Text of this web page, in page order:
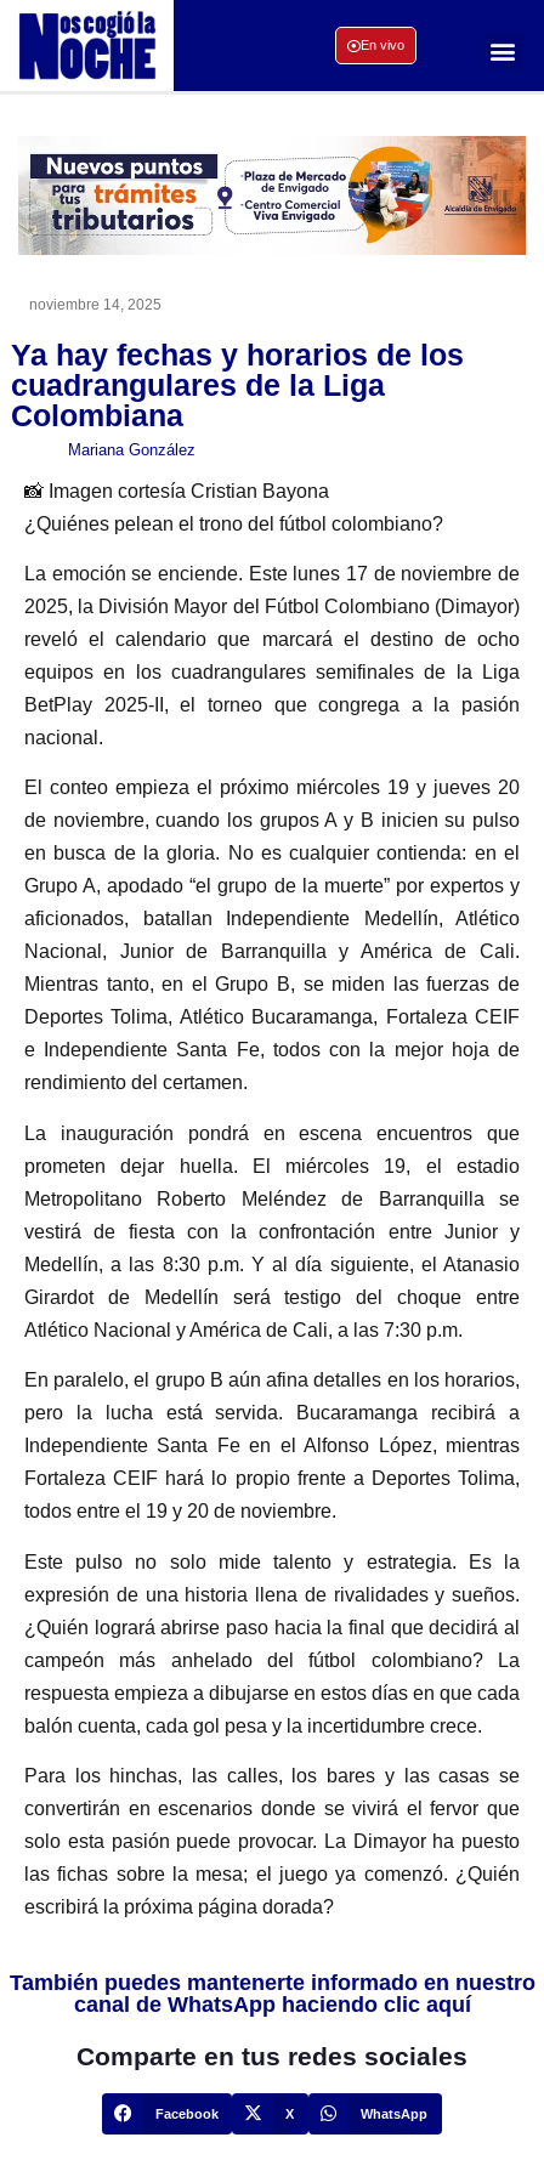
En vivo
noviembre 14, 2025
Ya hay fechas y horarios de los
cuadrangulares de la Liga
Colombiana
Mariana González
📸 Imagen cortesía Cristian Bayona
¿Quiénes pelean el trono del fútbol colombiano?
La emoción se enciende. Este lunes 17 de noviembre de
2025, la División Mayor del Fútbol Colombiano (Dimayor)
reveló el calendario que marcará el destino de ocho
equipos en los cuadrangulares semifinales de la Liga
BetPlay 2025-II, el torneo que congrega a la pasión
nacional.
El conteo empieza el próximo miércoles 19 y jueves 20
de noviembre, cuando los grupos A y B inicien su pulso
en busca de la gloria. No es cualquier contienda: en el
Grupo A, apodado “el grupo de la muerte” por expertos y
aficionados, batallan Independiente Medellín, Atlético
Nacional, Junior de Barranquilla y América de Cali.
Mientras tanto, en el Grupo B, se miden las fuerzas de
Deportes Tolima, Atlético Bucaramanga, Fortaleza CEIF
e Independiente Santa Fe, todos con la mejor hoja de
rendimiento del certamen.
La inauguración pondrá en escena encuentros que
prometen dejar huella. El miércoles 19, el estadio
Metropolitano Roberto Meléndez de Barranquilla se
vestirá de fiesta con la confrontación entre Junior y
Medellín, a las 8:30 p.m. Y al día siguiente, el Atanasio
Girardot de Medellín será testigo del choque entre
Atlético Nacional y América de Cali, a las 7:30 p.m.
En paralelo, el grupo B aún afina detalles en los horarios,
pero la lucha está servida. Bucaramanga recibirá a
Independiente Santa Fe en el Alfonso López, mientras
Fortaleza CEIF hará lo propio frente a Deportes Tolima,
todos entre el 19 y 20 de noviembre.
Este pulso no solo mide talento y estrategia. Es la
expresión de una historia llena de rivalidades y sueños.
¿Quién logrará abrirse paso hacia la final que decidirá al
campeón más anhelado del fútbol colombiano? La
respuesta empieza a dibujarse en estos días en que cada
balón cuenta, cada gol pesa y la incertidumbre crece.
Para los hinchas, las calles, los bares y las casas se
convertirán en escenarios donde se vivirá el fervor que
solo esta pasión puede provocar. La Dimayor ha puesto
las fichas sobre la mesa; el juego ya comenzó. ¿Quién
escribirá la próxima página dorada?
También puedes mantenerte informado en nuestro
canal de WhatsApp haciendo clic aquí
Comparte en tus redes sociales
Facebook X WhatsApp